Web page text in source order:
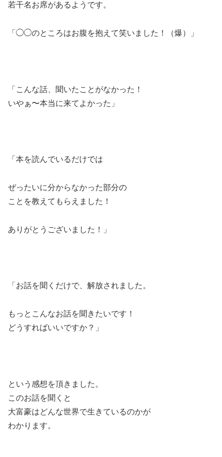
若干名お席があるようです。
「◯◯のところはお腹を抱えて笑いました！（爆）」
「こんな話、聞いたことがなかった！
いやぁ〜本当に来てよかった」
「本を読んでいるだけでは
ぜったいに分からなかった部分の
ことを教えてもらえました！
ありがとうございました！」
「お話を聞くだけで、解放されました。
もっとこんなお話を聞きたいです！
どうすればいいですか？」
という感想を頂きました。
このお話を聞くと
大富豪はどんな世界で生きているのかが
わかります。